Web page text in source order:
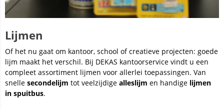
Lijmen
Of het nu gaat om kantoor, school of creatieve projecten: goede
lijm maakt het verschil. Bij DEKAS kantoorservice vindt u een
compleet assortiment lijmen voor allerlei toepassingen. Van
snelle secondelijm tot veelzijdige alleslijm en handige lijmen
in spuitbus.